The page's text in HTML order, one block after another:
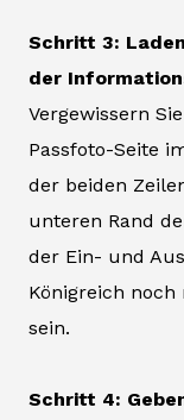
Schritt 3:
der
Vergewissern
Passfoto-Seite
der beiden
unteren Rand
der Ein- und
Königreich
sein.
Schritt 4: